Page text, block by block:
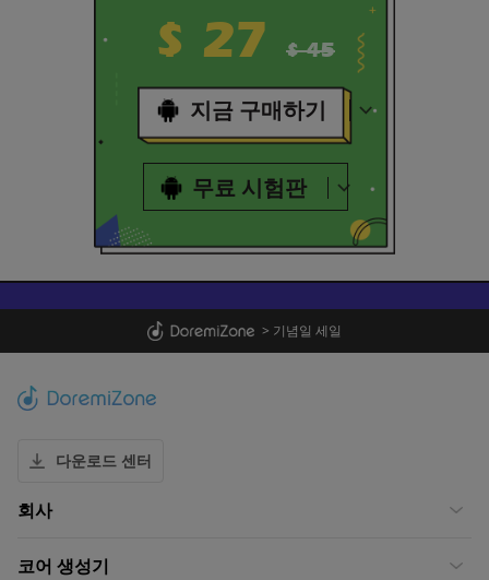
$ 27 $ 45
지금 구매하기
무료 시험판
> 기념일 세일
다운로드 센터
회사
코어 생성기